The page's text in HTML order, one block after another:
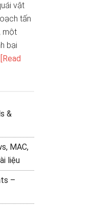
vật
tấn
một
bại
[Read
&
MAC,
liệu
–